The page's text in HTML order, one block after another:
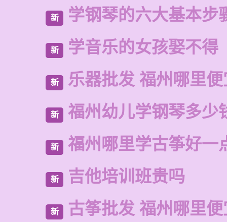
新 学钢琴的六大基本步
新 学音乐的女孩娶不得
新 乐器批发 福州哪里
新 福州幼儿学钢琴多少
新 福州哪里学古筝好一
新 吉他培训班贵吗
新 古筝批发 福州哪里